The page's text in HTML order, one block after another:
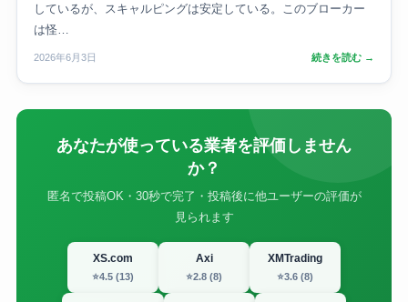
しているが、スキャルピングは安定している。このブローカー
は怪…
2026年6月3日 続きを読む →
あなたが使っている業者を評価しません
か？
匿名で投稿OK・30秒で完了・投稿後に他ユーザーの評価が
見られます
XS.com
⭐4.5 (13)
Axi
⭐2.8 (8)
XMTrading
⭐3.6 (8)